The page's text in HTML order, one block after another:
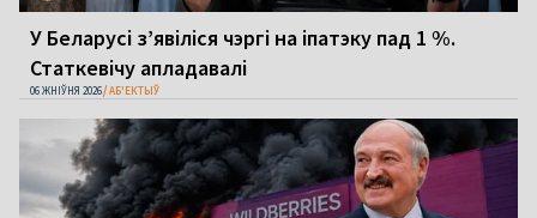
У Беларусі з’явіліся чэргі на іпатэку пад 1 %.
Статкевічу апладавалі
06 ЖНІЎНЯ 2026 АБ'ЕКТЫЎ